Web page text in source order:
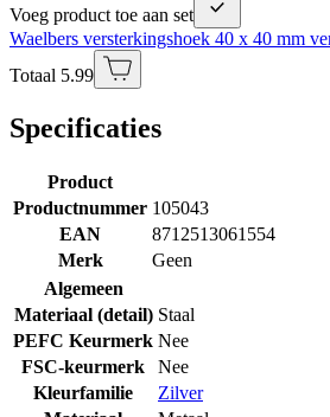
Voeg product toe aan set
Waelbers versterkingshoek 40 x 40 mm
Totaal 5.99
Specificaties
Product
Productnummer 105043
EAN
8712513061554
Merk
Geen
Algemeen
Materiaal (detail) Staal
PEFC Keurmerk Nee
FSC-keurmerk
Nee
Kleurfamilie
Zilver